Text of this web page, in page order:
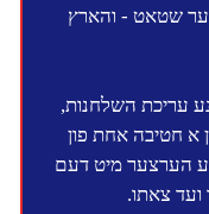
שטאט - והארץ
עריכת השלחנות,
א חטיבה אחת פון
הערצער מיט דעם
צאתו.